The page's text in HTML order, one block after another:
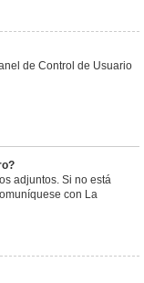
de Control de Usuario
adjuntos. Si no está
con La